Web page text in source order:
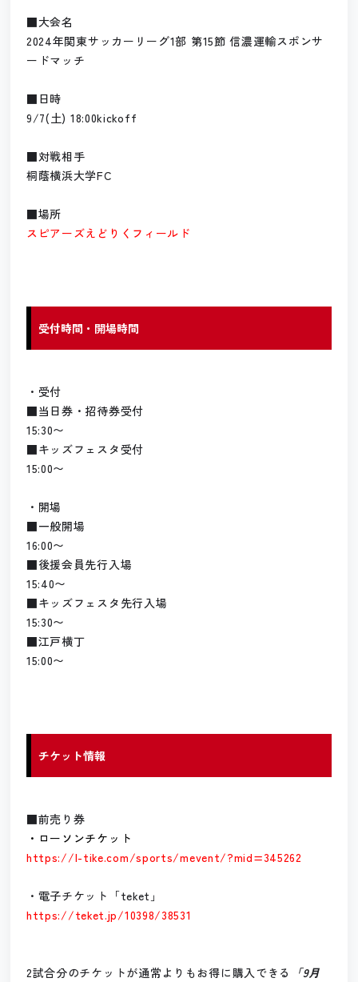
■大会名
2024年関東サッカーリーグ1部 第15節 信濃運輸スポンサ
ードマッチ
■日時
9/7(土) 18:00kickoff
■対戦相手
桐蔭横浜大学FC
■場所
スピアーズえどりくフィールド
受付時間・開場時間
・受付
■当日券・招待券受付
15:30〜
■キッズフェスタ受付
15:00〜
・開場
■一般開場
16:00〜
■後援会員先行入場
15:40〜
■キッズフェスタ先行入場
15:30〜
■江戸横丁
15:00〜
チケット情報
■前売り券
・ローソンチケット
https://l-tike.com/sports/mevent/?mid=345262
・電子チケット「teket」
https://teket.jp/10398/38531
2試合分のチケットが通常よりもお得に購入できる
「9月